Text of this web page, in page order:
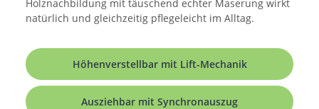
Holznachbildung mit täuschend echter Maserung wirkt
natürlich und gleichzeitig pflegeleicht im Alltag.
Höhenverstellbar mit Lift-Mechanik
Ausziehbar mit Synchronauszug